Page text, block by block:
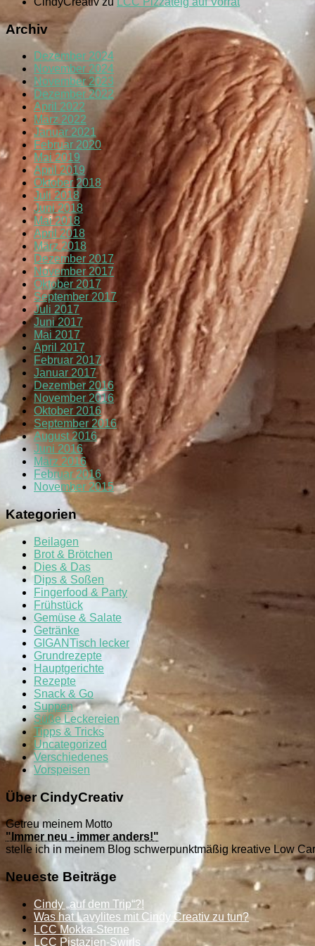
Archiv
Dezember 2024
November 2024
November 2023
Dezember 2022
April 2022
März 2022
Januar 2021
Februar 2020
Mai 2019
April 2019
Oktober 2018
Juli 2018
Juni 2018
Mai 2018
April 2018
März 2018
Dezember 2017
November 2017
Oktober 2017
September 2017
Juli 2017
Juni 2017
Mai 2017
April 2017
Februar 2017
Januar 2017
Dezember 2016
November 2016
Oktober 2016
September 2016
August 2016
Juni 2016
März 2016
Februar 2016
November 2015
Kategorien
Beilagen
Brot & Brötchen
Dies & Das
Dips & Soßen
Fingerfood & Party
Frühstück
Gemüse & Salate
Getränke
GIGANTisch lecker
Grundrezepte
Hauptgerichte
Rezepte
Snack & Go
Suppen
Süße Leckereien
Tipps & Tricks
Uncategorized
Verschiedenes
Vorspeisen
Über CindyCreativ
Getreu meinem Motto
"Immer neu - immer anders!"
stelle ich in meinem Blog schwerpunktmäßig kreative Low
Neueste Beiträge
Cindy „auf dem Trip“?!
Was hat Lavylites mit Cindy Creativ zu tun?
LCC Mokka-Sterne
LCC Pistazien-Swirls